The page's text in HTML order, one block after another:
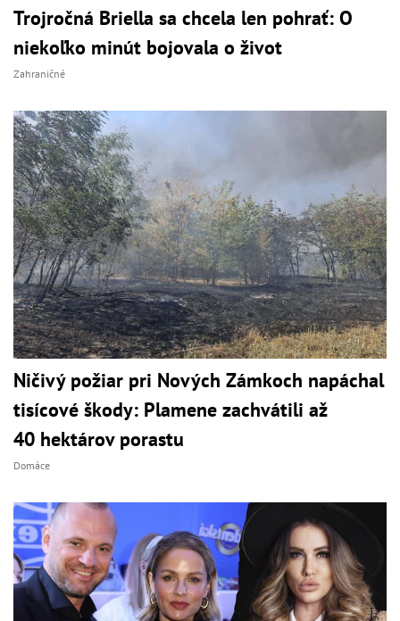
Trojročná Briella sa chcela len pohrať: O
niekoľko minút bojovala o život
Zahraničné
Ničivý požiar pri Nových Zámkoch napáchal
tisícové škody: Plamene zachvátili až
40 hektárov porastu
Domáce